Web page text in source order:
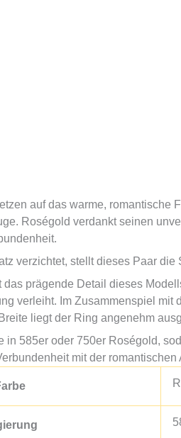
auf das warme, romantische
Roségold verdankt seinen
verzichtet, stellt dieses Paar
das prägende Detail dieses
verleiht. Im Zusammenspiel
liegt der Ring angenehm
in 585er oder 750er Roségold,
mit der